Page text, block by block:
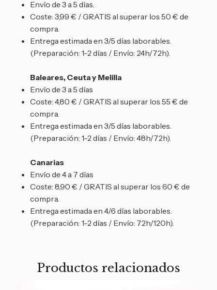
Envío de 3 a 5 días.
Coste: 3,99 € / GRATIS al superar los 50 € de
compra.
Entrega estimada en 3/5 días laborables.
(Preparación: 1-2 días / Envío: 24h/72h).
Baleares, Ceuta y Melilla
Envío de 3 a 5 días
Coste: 4,80 € / GRATIS al superar los 55 € de
compra.
Entrega estimada en 3/5 días laborables.
(Preparación: 1-2 días / Envío: 48h/72h).
Canarias
Envío de 4 a 7 días
Coste: 8,90 € / GRATIS al superar los 60 € de
compra.
Entrega estimada en 4/6 días laborables.
(Preparación: 1-2 días / Envío: 72h/120h).
Productos relacionados